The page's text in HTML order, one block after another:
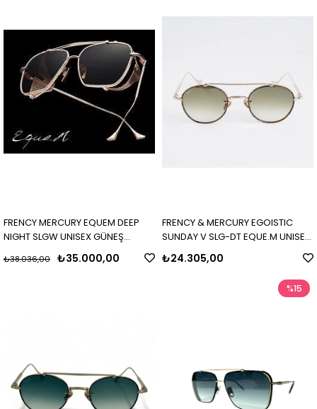
FRENCY MERCURY EQUEM DEEP
NIGHT SLGW UNISEX GÜNEŞ
₺35.000,00
₺38.036,00
FRENCY & MERCURY EGOISTIC
SUNDAY V SLG-DT EQUE.M UNISEX
GÜNEŞ GÖZLÜĞÜ
₺24.305,00
%15